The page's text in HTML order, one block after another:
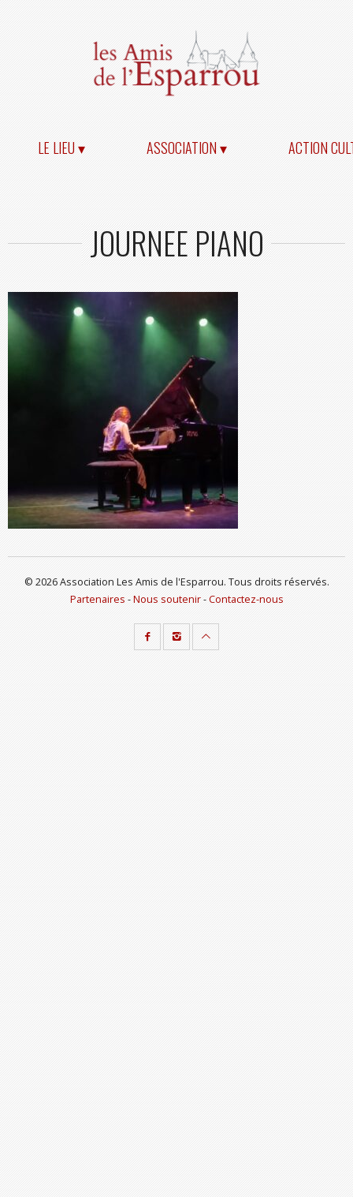
LE LIEU ▾ ASSOCIATION ▾ ACTION
JOURNEE PIANO
© 2026 Association Les Amis de l'Esparrou. Tous droits réservés.
Partenaires -Nous soutenir-Contactez-nous